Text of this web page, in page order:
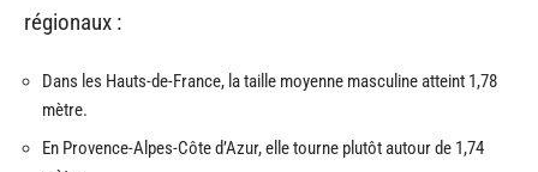
régionaux :
Dans les Hauts-de-France, la taille moyenne masculine atteint 1,78
mètre.
En Provence-Alpes-Côte d’Azur, elle tourne plutôt autour de 1,74